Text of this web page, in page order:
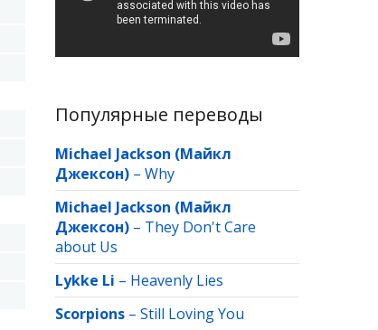
Популярные переводы
Michael Jackson (Майкл
Джексон) – Why
Michael Jackson (Майкл
Джексон) – They Don't Care
about Us
Lykke Li – Heavenly Lies
Scorpions – Still Loving You